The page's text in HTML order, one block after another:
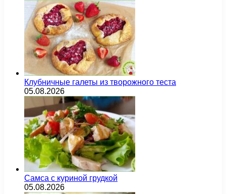
Клубничные галеты из творожного теста
05.08.2026
Самса с куриной грудкой
05.08.2026